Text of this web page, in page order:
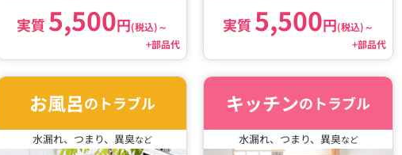
実質 5,500円(税込)～
+部品代
実質 5,500円(税込)～
+部品代
お風呂のトラブル
水漏れ、つまり、異臭など
キッチンのトラブル
水漏れ、つまり、異臭など